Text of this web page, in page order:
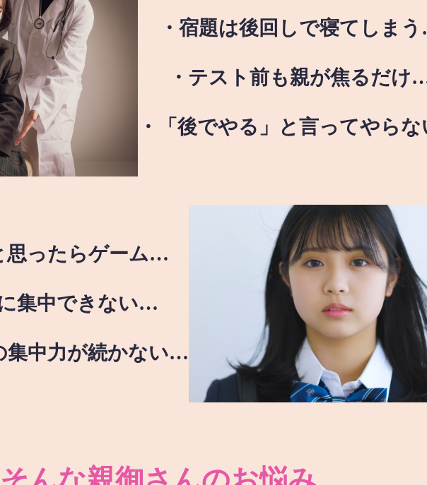
・宿題は後回しで寝てしま
・テスト前も親が焦るだけ
・「後でやる」と言ってやら
思ったらゲーム…
集中できない…
集中力が続かない…